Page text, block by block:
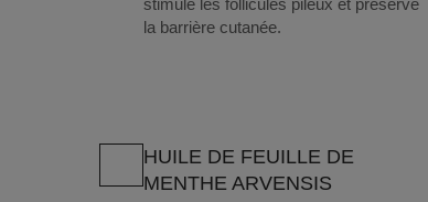
stimule les follicules pileux et préserve
la barrière cutanée.
HUILE DE FEUILLE DE
MENTHE ARVENSIS